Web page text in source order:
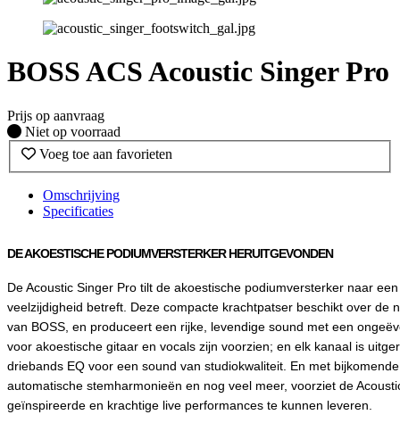
BOSS ACS Acoustic Singer Pro
Prijs op aanvraag
Fysiek voorradig
Niet op voorraad
Voeg toe aan favorieten
Omschrijving
Specificaties
DE AKOESTISCHE PODIUMVERSTERKER HERUITGEVONDEN
De Acoustic Singer Pro tilt de akoestische podiumversterker naar
veelzijdigheid betreft. Deze compacte krachtpatser beschikt over de
van BOSS, en produceert een rijke, levendige sound met een
voor akoestische gitaar en vocals zijn voorzien; en elk kanaal is
driebands EQ voor een sound van studiokwaliteit. En met
automatische stemharmonieën en nog veel meer, voorziet de
geïnspireerde en krachtige live performances te kunnen leveren.